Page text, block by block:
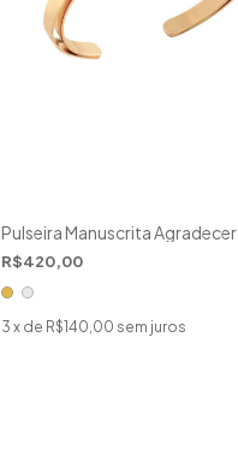
Pulseira Manuscrita Agradecer
R$420,00
3 x de R$140,00 sem juros